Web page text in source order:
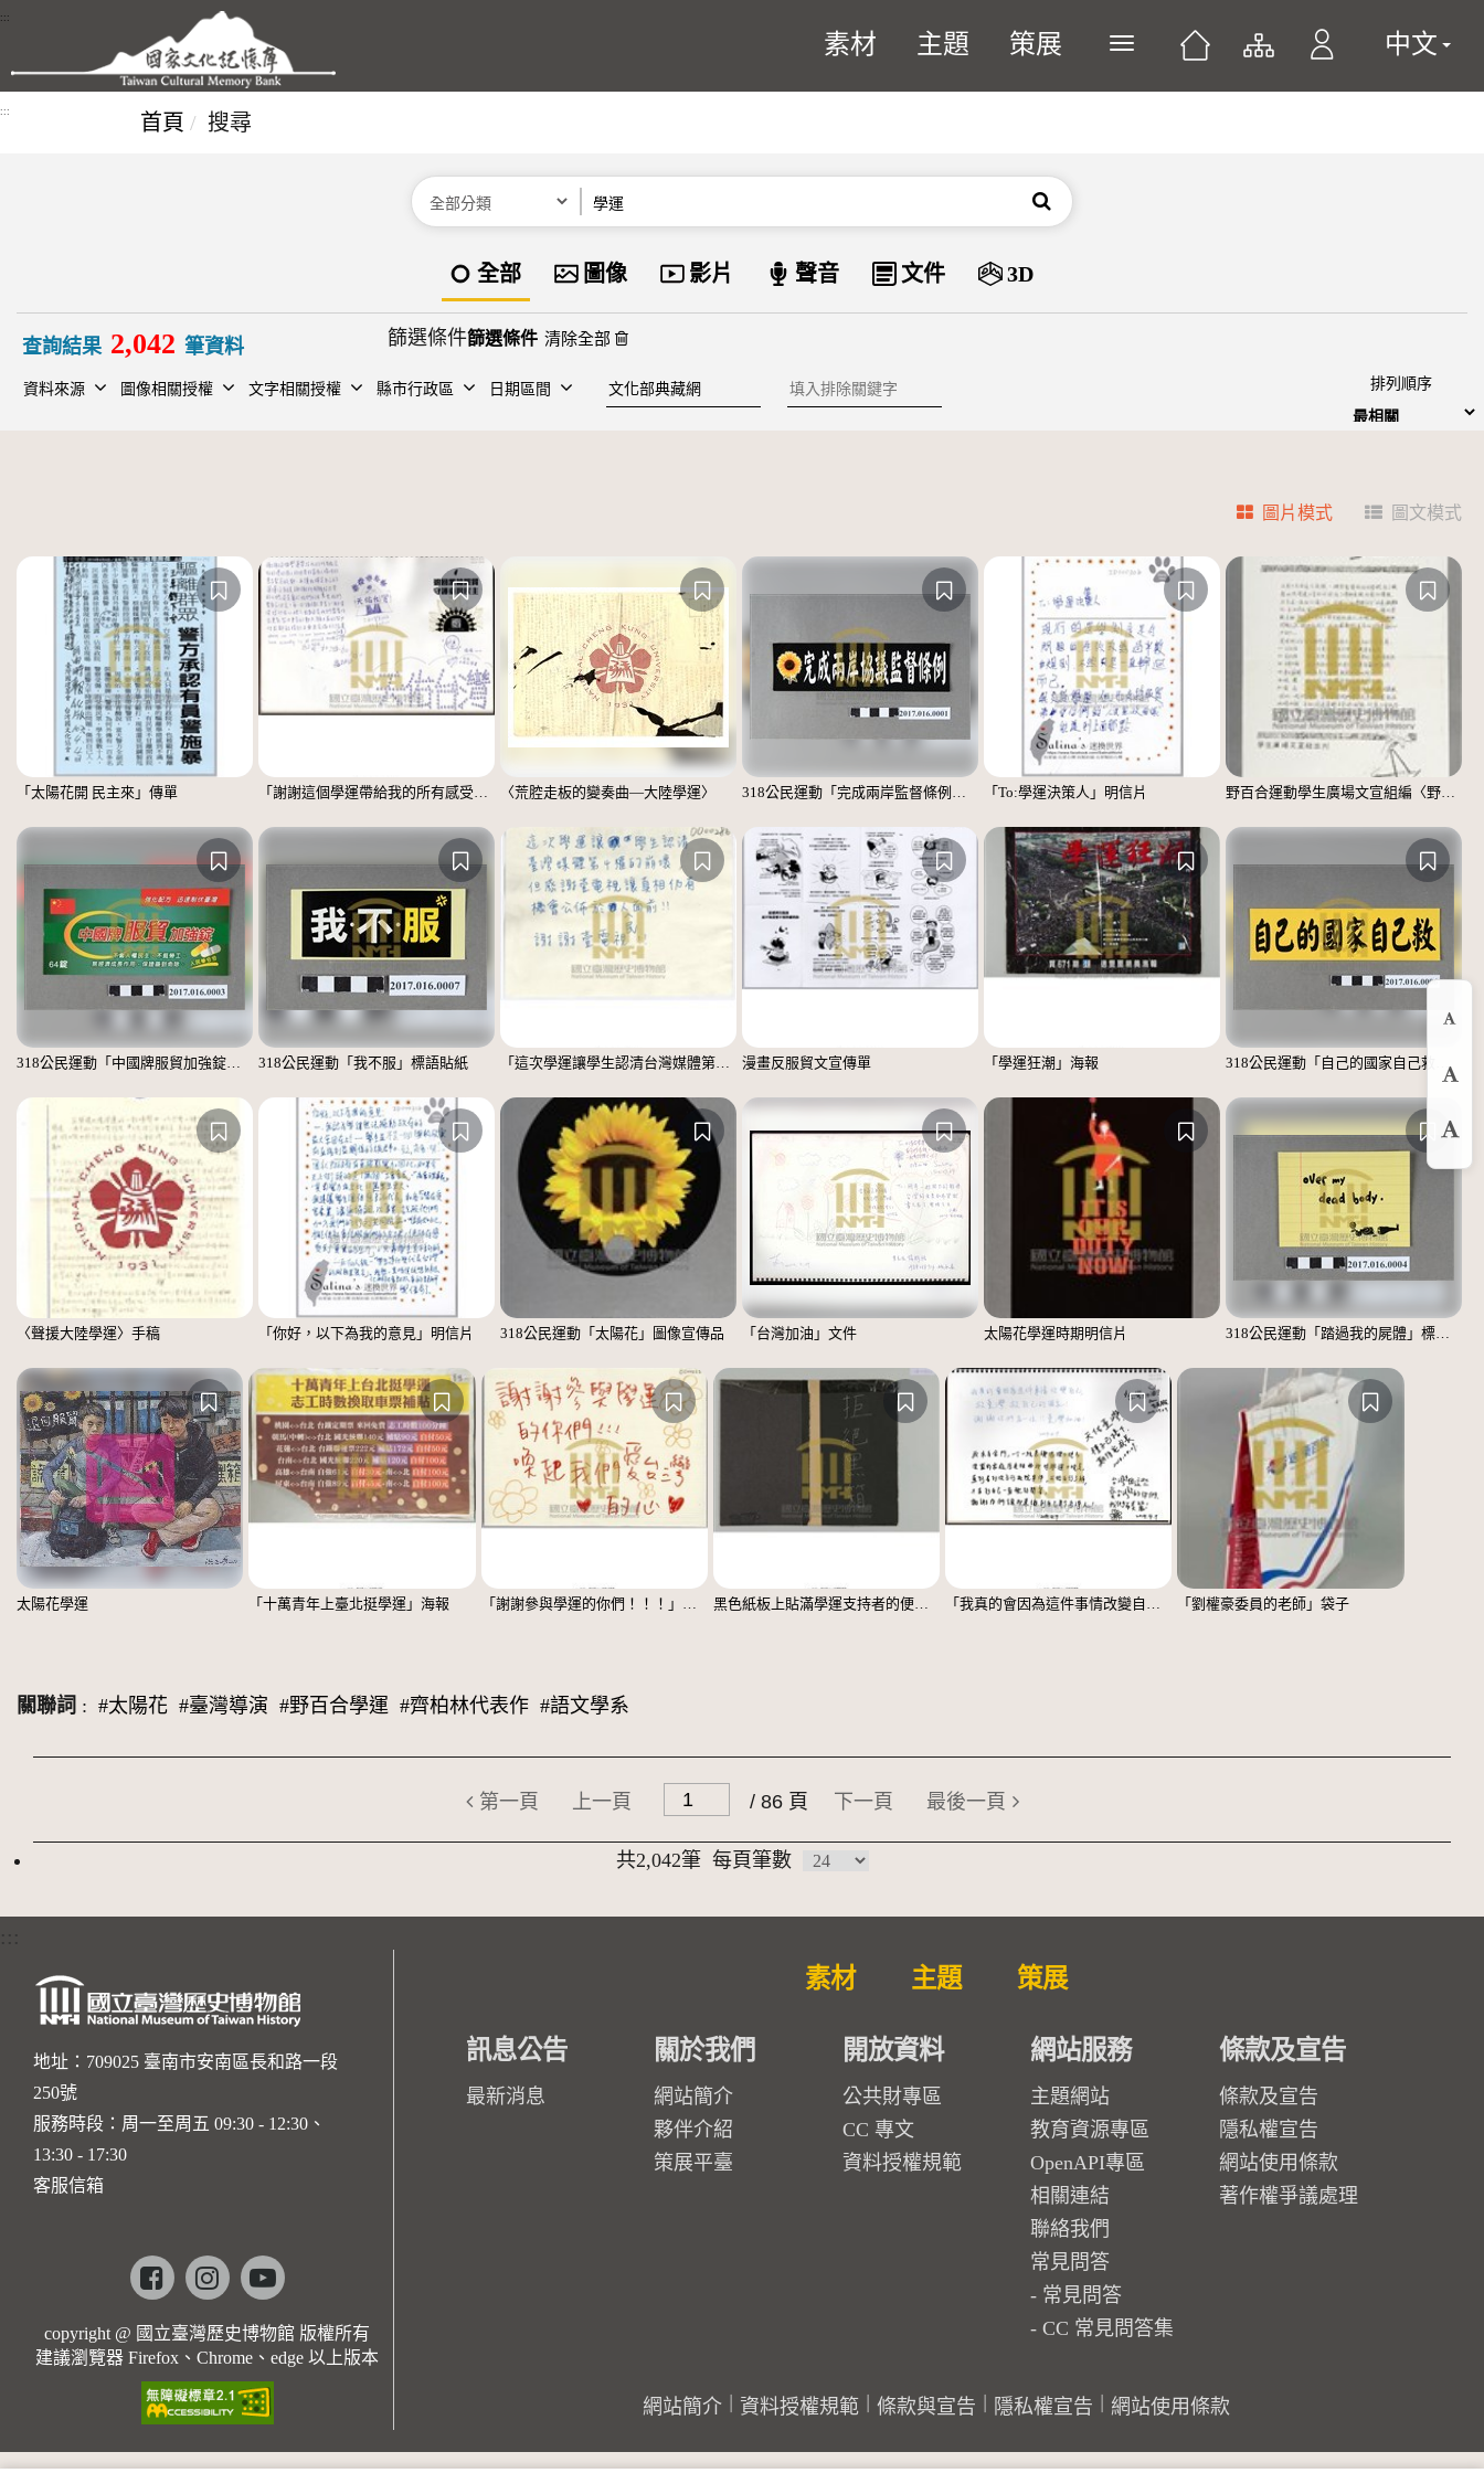
跳到主要內容區塊
:::
素材 主題 策展 展開或關閉主選單 中文
::: 首頁 搜尋
分類 搜尋
資料類型
全部 圖像 影片 聲音 文件 3D
查詢結果 2,042 筆資料 篩選條件 清除全部
資料來源 圖像相關授權 文字相關授權 縣市行政區 日期區間 建檔單位 排除關鍵字 排列順序
圖片模式 圖文模式
「太陽花開 民主來」傳單 「謝謝這個學運帶給我的所有感受」文件 = 〈荒腔走板的變奏曲—大陸學運〉 318公民運動「完成兩岸監督條例」標語貼紙 「To:學運決策人」明信片 野百合運動學生廣場文宣組編〈野百合的春天〉宣傳單
318公民運動「中國牌服貿加強錠」標語貼紙 318公民運動「我不服」標語貼紙 「這次學運讓學生認清台灣媒體第4權的崩壞」便利貼 漫畫反服貿文宣傳單 「學運狂潮」海報 318公民運動「自己的國家自己救」標語貼紙
〈聲援大陸學運〉手稿 「你好，以下為我的意見」明信片 318公民運動「太陽花」圖像宣傳品 「台灣加油」文件 太陽花學運時期明信片 318公民運動「踏過我的屍體」標語貼紙
太陽花學運 「十萬青年上臺北挺學運」海報 「謝謝參與學運的你們！！！」立牌 黑色紙板上貼滿學運支持者的便利貼 「我真的會因為這件事情改變自己」文件 「劉權豪委員的老師」袋子
關聯詞 : #太陽花 #臺灣導演 #野百合學運 #齊柏林代表作 #語文學系
第一頁 上一頁 / 86 頁 下一頁 最後一頁
共2,042筆 每頁筆數
放
:::
地址：709025 臺南市安南區長和路一段
250號
服務時段：周一至周五 09:30 - 12:30、
13:30 - 17:30
客服信箱
Facebookinstagramyoutube
copyright @ 國立臺灣歷史博物館 版權所有
建議瀏覽器 Firefox、Chrome、edge 以上版本
素材 主題 策展
訊息公告
最新消息
關於我們
網站簡介
夥伴介紹
策展平臺
開放資料
公共財專區
CC 專文
資料授權規範
網站服務
主題網站
教育資源專區
OpenAPI專區
相關連結
聯絡我們
常見問答
常見問答
CC 常見問答集
條款及宣告
條款及宣告
隱私權宣告
網站使用條款
著作權爭議處理
網站簡介 資料授權規範 條款與宣告 隱私權宣告 網站使用條款